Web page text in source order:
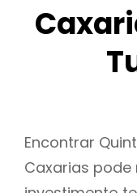
Encontrar
Caxarias